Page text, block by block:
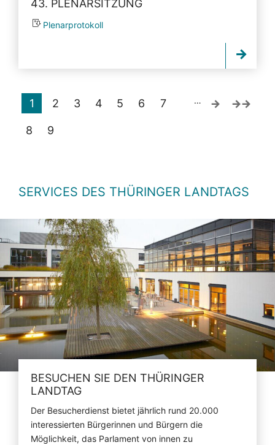
43. PLENARSITZUNG
Plenarprotokoll
1 2 3 4 5 6 7
8 9
…
SERVICES DES THÜRINGER LANDTAGS
BESUCHEN SIE DEN THÜRINGER
LANDTAG
Der Besucherdienst bietet jährlich rund 20.000
interessierten Bürgerinnen und Bürgern die
Möglichkeit, das Parlament von innen zu